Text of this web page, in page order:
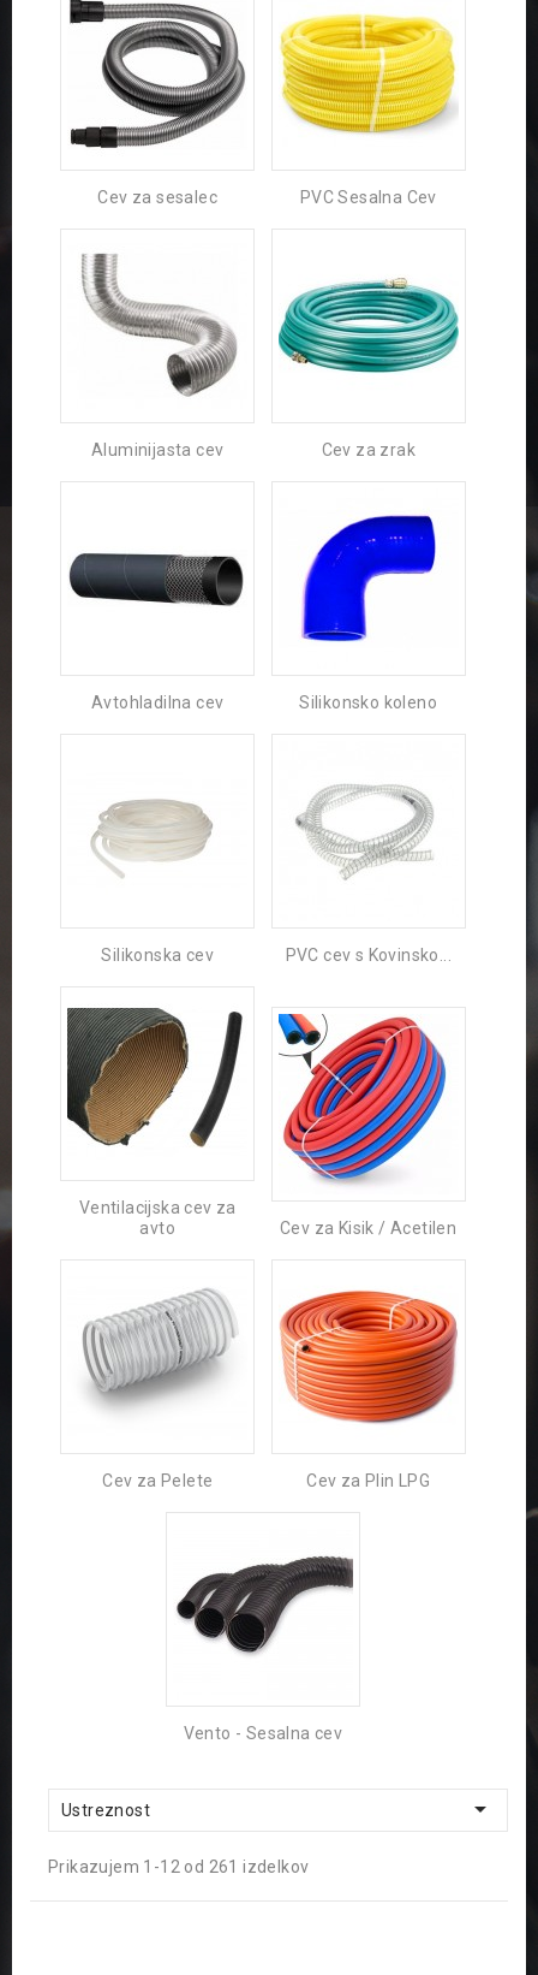
Cev za sesalec PVC Sesalna Cev
Aluminijasta cev Cev za zrak
Avtohladilna cev Silikonsko koleno
Silikonska cev PVC cev s Kovinsko...
Ventilacijska cev za
avto
Cev za Kisik / Acetilen
Cev za Pelete Cev za Plin LPG
Vento - Sesalna cev
Ustreznost 
Prikazujem 1-12 od 261 izdelkov